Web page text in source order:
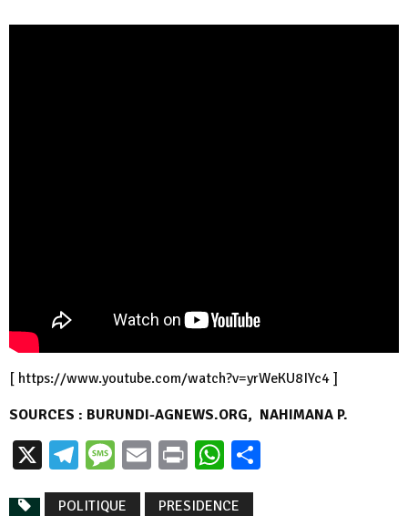
[ https://www.youtube.com/watch?v=yrWeKU8IYc4 ]
SOURCES : BURUNDI-AGNEWS.ORG, ‏ NAHIMANA P.
X Telegram
Message
EmailPrintWhatsApp
POLITIQUE PRESIDENCE